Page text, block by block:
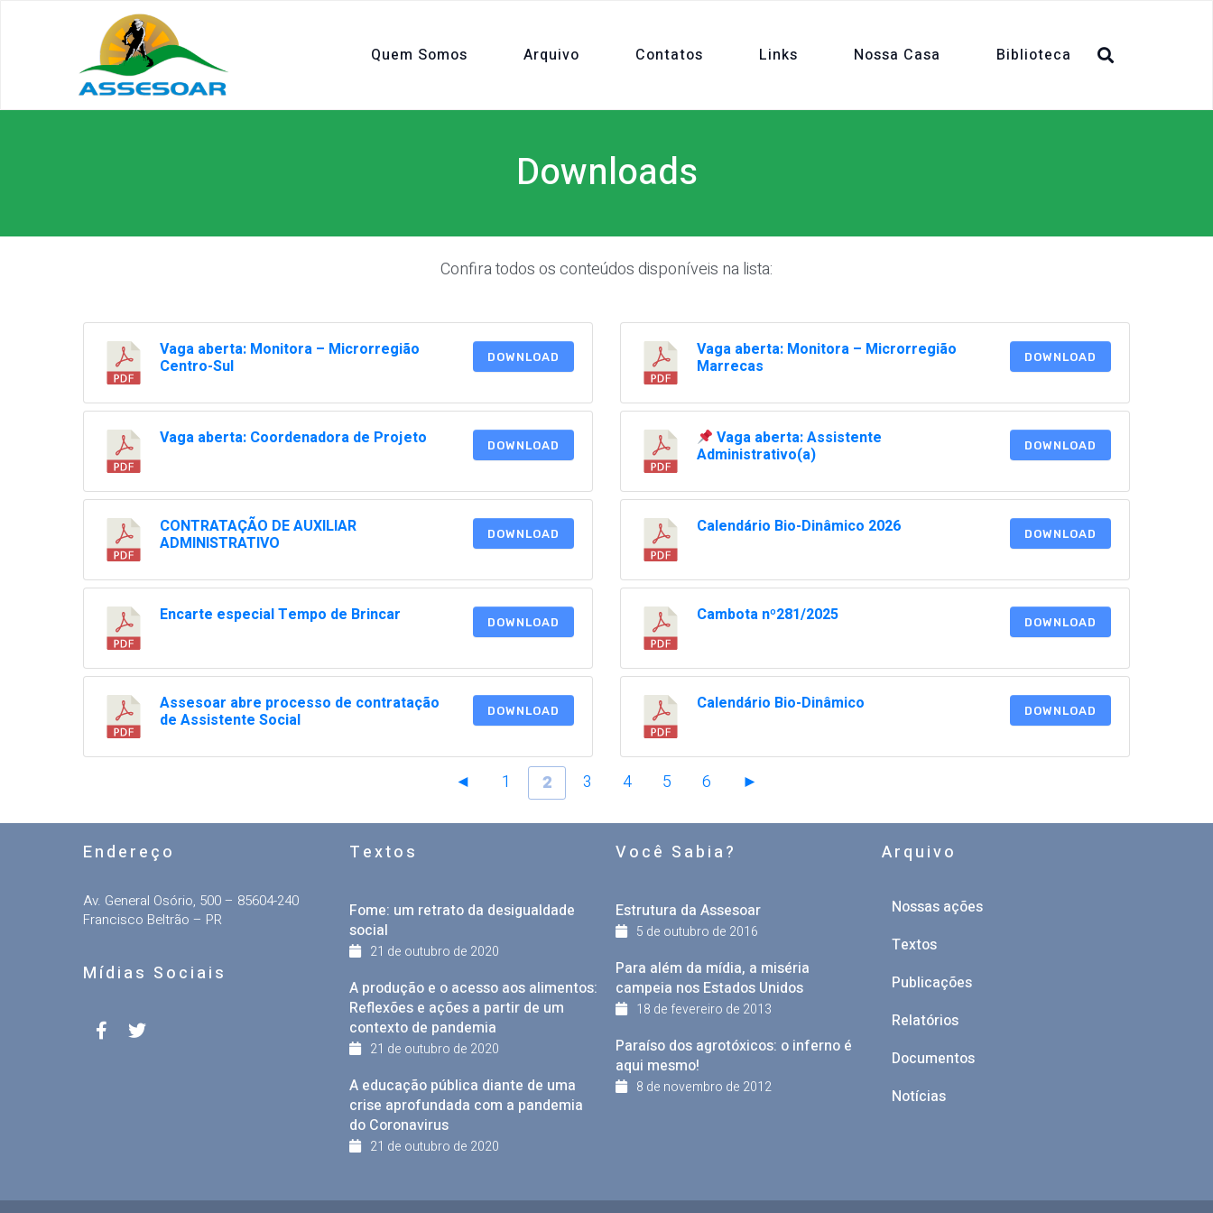
Quem Somos Arquivo Contatos Links Nossa Casa Biblioteca
Downloads
Confira todos os conteúdos disponíveis na lista:
Vaga aberta: Monitora – Microrregião
Centro-Sul DOWNLOAD Vaga aberta: Monitora – Microrregião
Marrecas DOWNLOAD
Vaga aberta: Coordenadora de Projeto DOWNLOAD Vaga aberta: Assistente
Administrativo(a) DOWNLOAD
CONTRATAÇÃO DE AUXILIAR
ADMINISTRATIVO DOWNLOAD Calendário Bio-Dinâmico 2026 DOWNLOAD
Encarte especial Tempo de Brincar DOWNLOAD Cambota nº281/2025 DOWNLOAD
Assesoar abre processo de contratação
de Assistente Social DOWNLOAD Calendário Bio-Dinâmico DOWNLOAD
◄ 1 2 3 4 5 6 ►
Endereço
Av. General Osório, 500 – 85604-240
Francisco Beltrão – PR
Mídias Sociais
Textos
Fome: um retrato da desigualdade
social
21 de outubro de 2020
A produção e o acesso aos alimentos:
Reflexões e ações a partir de um
contexto de pandemia
21 de outubro de 2020
A educação pública diante de uma
crise aprofundada com a pandemia
do Coronavirus
21 de outubro de 2020
Você Sabia?
Estrutura da Assesoar
5 de outubro de 2016
Para além da mídia, a miséria
campeia nos Estados Unidos
18 de fevereiro de 2013
Paraíso dos agrotóxicos: o inferno é
aqui mesmo!
8 de novembro de 2012
Arquivo
Nossas ações
Textos
Publicações
Relatórios
Documentos
Notícias